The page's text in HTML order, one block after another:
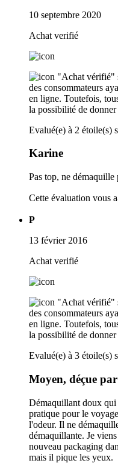
10 septembre 2020
Achat verifié
"Achat vérifié"
des consommateurs
en ligne. Toutefois,
la possibilité de
Evalué(e) à 2 étoile(s)
Karine
Pas top, ne démaquille
Cette évaluation vous
P
13 février 2016
Achat verifié
"Achat vérifié"
des consommateurs
en ligne. Toutefois,
la possibilité de
Evalué(e) à 3 étoile(s)
Moyen, déçue
Démaquillant doux qui
pratique pour le
l'odeur. Il ne
démaquillante. Je
nouveau packaging
mais il pique les yeux.